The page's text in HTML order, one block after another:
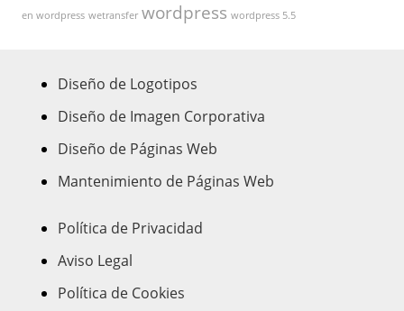
en wordpress wetransfer wordpress wordpress 5.5
Diseño de Logotipos
Diseño de Imagen Corporativa
Diseño de Páginas Web
Mantenimiento de Páginas Web
Política de Privacidad
Aviso Legal
Política de Cookies